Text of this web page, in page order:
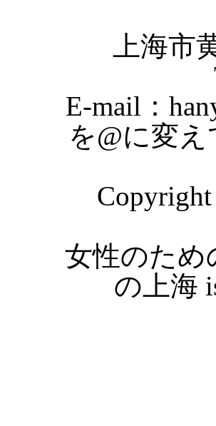
上海市
E-mail：
を@に変
女性のため
の上海